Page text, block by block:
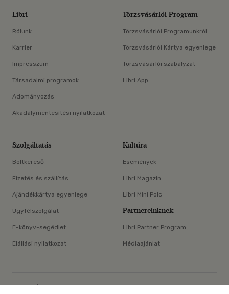
Libri
Rólunk
Karrier
Impresszum
Társadalmi programok
Adományozás
Akadálymentesítési nyilatkozat
Törzsvásárlói Program
Törzsvásárlói Programunkról
Törzsvásárlói Kártya egyenlege
Törzsvásárlói szabályzat
Libri App
Szolgáltatás
Boltkereső
Fizetés és szállítás
Ajándékkártya egyenlege
Ügyfélszolgálat
E-könyv-segédlet
Elállási nyilatkozat
Kultúra
Események
Libri Magazin
Libri Mini Polc
Partnereinknek
Libri Partner Program
Médiaajánlat